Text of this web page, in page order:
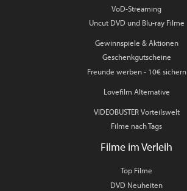
VoD-Streaming
Uncut DVD und Blu-ray Filme
Gewinnspiele & Aktionen
Geschenkgutscheine
Freunde werben - 10€ sichern
Lovefilm Alternative
VIDEOBUSTER Vorteilswelt
Filme nach Tags
Filme im Verleih
Top Filme
DVD Neuheiten